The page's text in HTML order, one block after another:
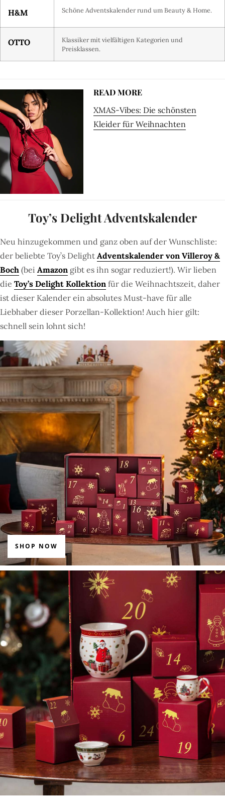
H&M Schöne Adventskalender rund um Beauty & Home.
OTTO
Klassiker mit vielfältigen Kategorien und
Preisklassen.
READ MORE
XMAS-Vibes: Die schönsten
Kleider für Weihnachten
Toy’s Delight Adventskalender
Neu hinzugekommen und ganz oben auf der Wunschliste:
der beliebte Toy’s Delight Adventskalender von Villeroy &
Boch (bei Amazon gibt es ihn sogar reduziert!). Wir lieben
die Toy’s Delight Kollektion für die Weihnachtszeit, daher
ist dieser Kalender ein absolutes Must-have für alle
Liebhaber dieser Porzellan-Kollektion! Auch hier gilt:
schnell sein lohnt sich!
SHOP NOW